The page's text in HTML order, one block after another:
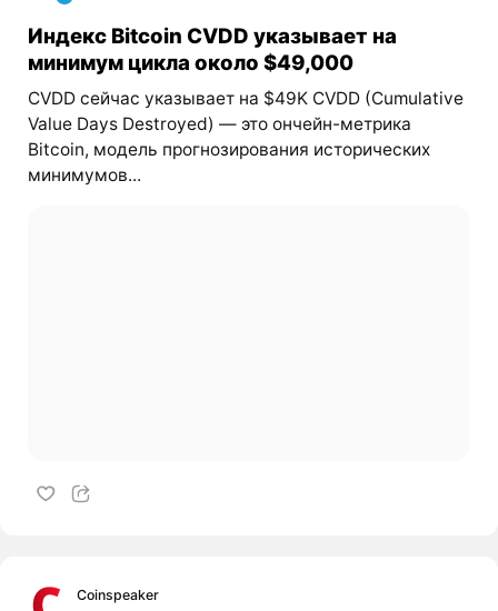
Индекс Bitcoin CVDD указывает на
минимум цикла около $49,000
CVDD сейчас указывает на $49K CVDD (Cumulative
Value Days Destroyed) — это ончейн-метрика
Bitcoin, модель прогнозирования исторических
минимумов...
Coinspeaker